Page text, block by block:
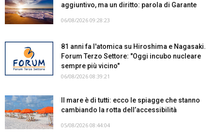
aggiuntivo, ma un diritto: parola di Garante
06/08/2026 09:28:23
81 anni fa l'atomica su Hiroshima e Nagasaki.
Forum Terzo Settore: "Oggi incubo nucleare
sempre più vicino"
06/08/2026 08:39:21
Il mare è di tutti: ecco le spiagge che stanno
cambiando la rotta dell’accessibilità
05/08/2026 08:44:04